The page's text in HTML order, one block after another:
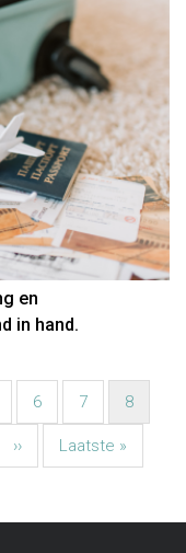
en
in hand.
Pagina
6 Pagina
7
Huidige
8
Volgende
››
Laatste
Laatste »